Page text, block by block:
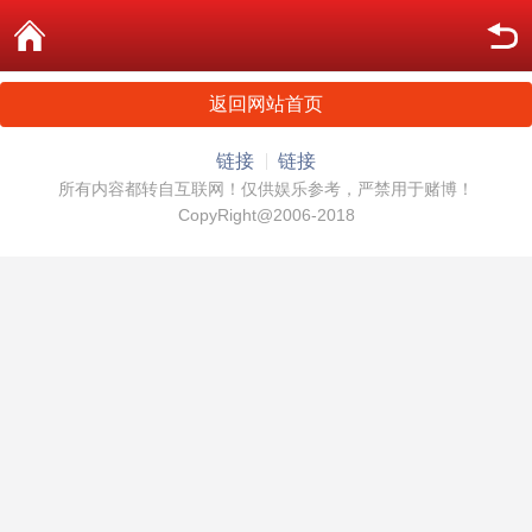
返回网站首页
链接 链接
所有内容都转自互联网！仅供娱乐参考，严禁用于赌博！
CopyRight@2006-2018